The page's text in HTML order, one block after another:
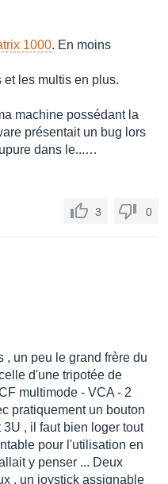
1000. En moins
et les multis en plus.
machine possédant la
présentait un bug lors
dans le...…
3 0
, un peu le grand frère du
d'une tripotée de
multimode - VCA - 2
pratiquement un bouton
, il faut bien loger tout
pour l'utilisation en
y penser ... Deux
, un joystick assignable